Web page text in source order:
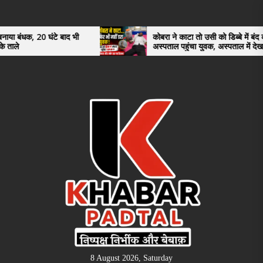
the
content
भी
कोबरा ने काटा तो उसी को डिब्बे में बंद कर
अस्पताल पहुंचा युवक, अस्पताल में देखकर डॉक्टर
भी रह गए हैरान
8 August 2026, Saturday